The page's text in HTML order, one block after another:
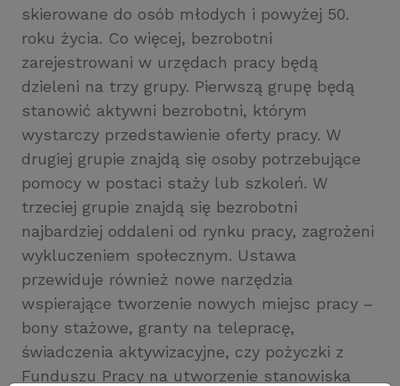
skierowane do osób młodych i powyżej 50.
roku życia. Co więcej, bezrobotni
zarejestrowani w urzędach pracy będą
dzieleni na trzy grupy. Pierwszą grupę będą
stanowić aktywni bezrobotni, którym
wystarczy przedstawienie oferty pracy. W
drugiej grupie znajdą się osoby potrzebujące
pomocy w postaci staży lub szkoleń. W
trzeciej grupie znajdą się bezrobotni
najbardziej oddaleni od rynku pracy, zagrożeni
wykluczeniem społecznym. Ustawa
przewiduje również nowe narzędzia
wspierające tworzenie nowych miejsc pracy –
bony stażowe, granty na telepracę,
świadczenia aktywizacyjne, czy pożyczki z
Funduszu Pracy na utworzenie stanowiska